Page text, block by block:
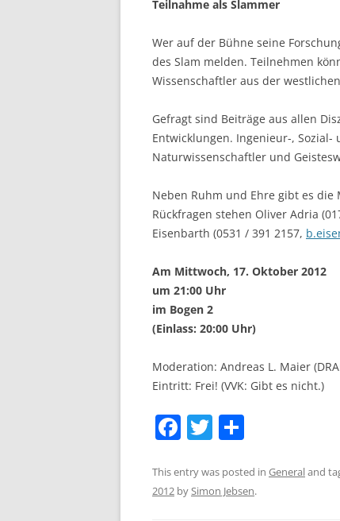
Teilnahme als Slammer
Wer auf der Bühne seine
des Slam melden. Teilnehmen
Wissenschaftler aus der
Gefragt sind Beiträge aus allen
Entwicklungen. Ingenieur-,
Naturwissenschaftler und
Neben Ruhm und Ehre gibt es
Rückfragen stehen Oliver Adria
Eisenbarth (0531 / 391 2157,
Am Mittwoch, 17. Oktober 2012
um 21:00 Uhr
im Bogen 2
(Einlass: 20:00 Uhr)
Moderation: Andreas L. Maier
Eintritt: Frei! (VVK: Gibt es nicht.)
F
c
e
T
itt
er
ar
e
This entry was posted in Generaland
2012 bySimon Jebsen.